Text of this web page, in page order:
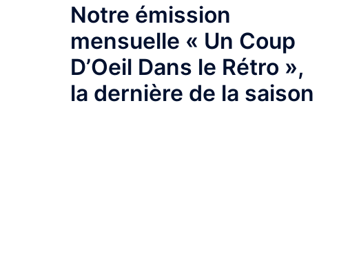
Notre émission
mensuelle « Un Coup
D’Oeil Dans le Rétro »,
la dernière de la saison